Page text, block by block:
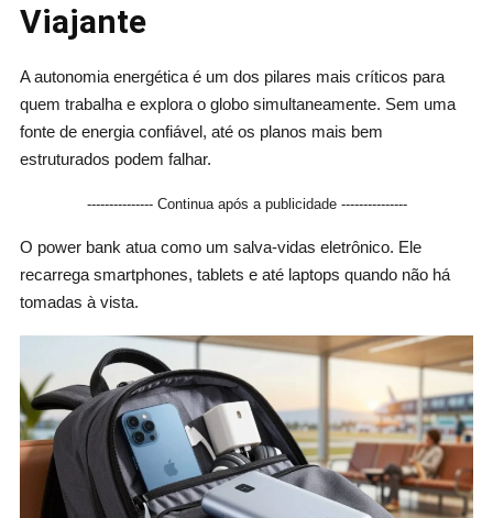
Viajante
A autonomia energética é um dos pilares mais críticos para
quem trabalha e explora o globo simultaneamente. Sem uma
fonte de energia confiável, até os planos mais bem
estruturados podem falhar.
--------------- Continua após a publicidade ---------------
O power bank atua como um salva-vidas eletrônico. Ele
recarrega smartphones, tablets e até laptops quando não há
tomadas à vista.